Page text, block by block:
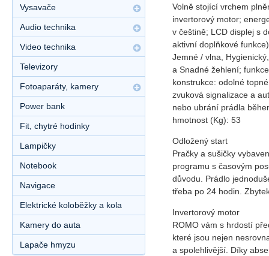
Volně stojící vrchem
invertorový motor;
v češtině; LCD displej s
aktivní doplňkové
Jemné / vlna,
a Snadné žehlení;
konstrukce: odolné
zvuková signalizace a
nebo ubrání prádla
hmotnost (Kg): 53
Odložený start
Pračky a sušičky
programu s časovým
důvodu. Prádlo
třeba po 24 hodin.
Invertorový motor
ROMO vám s hrdostí
které jsou nejen
a spolehlivější. Díky
Vysavače
Audio technika
Video technika
Televizory
Fotoaparáty, kamery
Power bank
Fit, chytré hodinky
Lampičky
Notebook
Navigace
Elektrické koloběžky a kola
Kamery do auta
Lapače hmyzu